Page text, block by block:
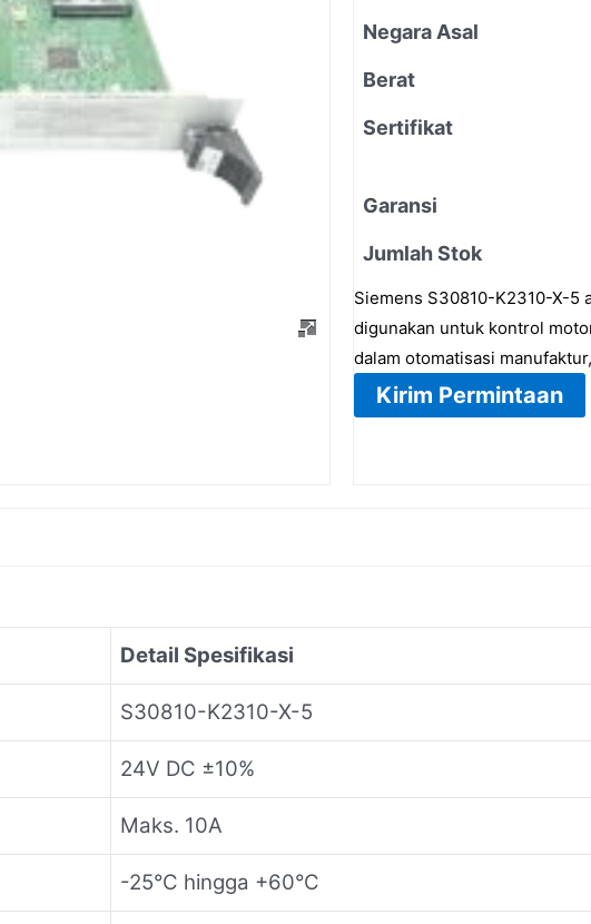
Negara Asal
Berat
Sertifikat
Garansi
Jumlah Stok
Siemens S30810-K2310-X-5
digunakan untuk kontrol
dalam otomatisasi
Kirim Permintaan
Detail Spesifikasi
S30810-K2310-X-5
24V DC ±10%
Maks. 10A
-25°C hingga +60°C